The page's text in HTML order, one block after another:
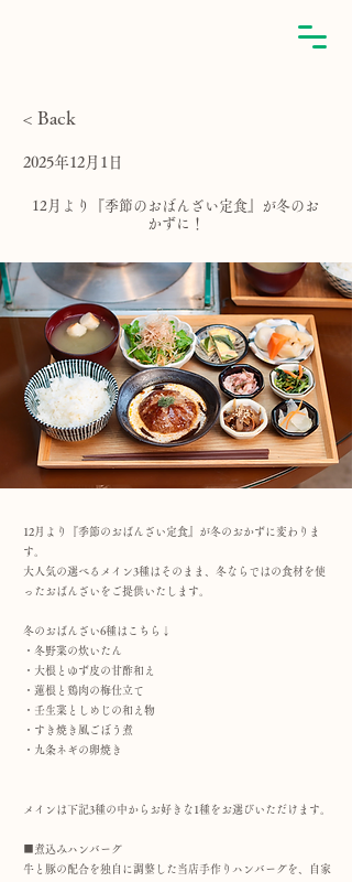
< Back
2025年12月1日
12月より『季節のおばんざい定食』が冬のお
かずに！
12月より『季節のおばんざい定食』が冬のおかずに変わりま
す。
大人気の選べるメイン3種はそのまま、冬ならではの食材を使
ったおばんざいをご提供いたします。
冬のおばんざい6種はこちら↓
・冬野菜の炊いたん
・大根とゆず皮の甘酢和え
・蓮根と鶏肉の梅仕立て
・壬生菜としめじの和え物
・すき焼き風ごぼう煮
・九条ネギの卵焼き
メインは下記3種の中からお好きな1種をお選びいただけます。
■煮込みハンバーグ
牛と豚の配合を独自に調整した当店手作りハンバーグを、自家